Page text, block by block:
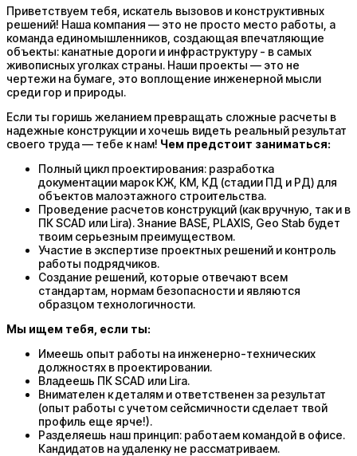
Приветствуем тебя, искатель вызовов и конструктивных
решений! Наша компания — это не просто место работы, а
команда единомышленников, создающая впечатляющие
объекты: канатные дороги и инфраструктуру - в самых
живописных уголках страны. Наши проекты — это не
чертежи на бумаге, это воплощение инженерной мысли
среди гор и природы.
Если ты горишь желанием превращать сложные расчеты в
надежные конструкции и хочешь видеть реальный результат
своего труда — тебе к нам! Чем предстоит заниматься:
Полный цикл проектирования: разработка
документации марок КЖ, КМ, КД (стадии ПД и РД) для
объектов малоэтажного строительства.
Проведение расчетов конструкций (как вручную, так и в
ПК SCAD или Lira). Знание BASE, PLAXIS, Geo Stab будет
твоим серьезным преимуществом.
Участие в экспертизе проектных решений и контроль
работы подрядчиков.
Создание решений, которые отвечают всем
стандартам, нормам безопасности и являются
образцом технологичности.
Мы ищем тебя, если ты:
Имеешь опыт работы на инженерно-технических
должностях в проектировании.
Владеешь ПК SCAD или Lira.
Внимателен к деталям и ответственен за результат
(опыт работы с учетом сейсмичности сделает твой
профиль еще ярче!).
Разделяешь наш принцип: работаем командой в офисе.
Кандидатов на удаленку не рассматриваем.